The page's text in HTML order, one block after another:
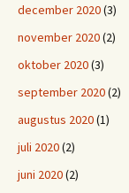
december 2020(3)
november 2020(2)
oktober 2020(3)
september 2020(2)
augustus 2020(1)
juli 2020(2)
juni 2020(2)